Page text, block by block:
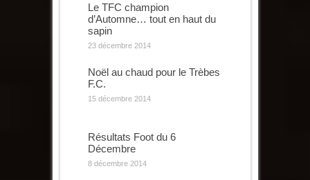
Le TFC champion
d’Automne… tout en haut du
sapin
23 décembre 2014
Noël au chaud pour le Trèbes
F.C.
15 décembre 2014
Résultats Foot du 6
Décembre
8 décembre 2014